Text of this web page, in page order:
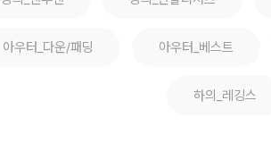
아우터_다운/패딩 아우터_베스트
하의_레깅스